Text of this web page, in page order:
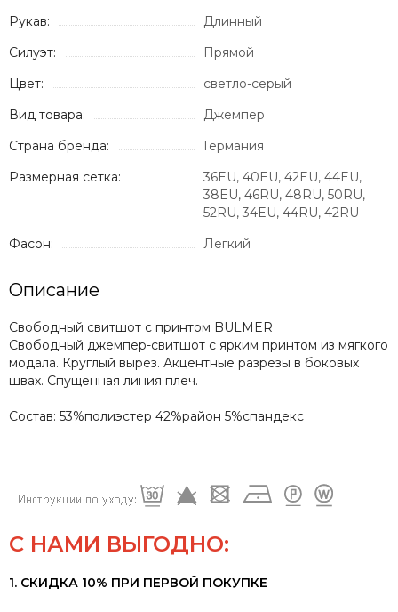
Рукав:
Длинный
Силуэт:
Прямой
Цвет:
светло-серый
Вид товара:
Джемпер
Страна бренда:
Германия
Размерная сетка:
36EU, 40EU, 42EU, 44EU,
38EU, 46RU, 48RU, 50RU,
52RU, 34EU, 44RU, 42RU
Фасон:
Легкий
Описание
Свободный свитшот с принтом BULMER
Свободный джемпер-свитшот с ярким принтом из мягкого
модала. Круглый вырез. Акцентные разрезы в боковых
швах. Спущенная линия плеч.
Состав: 53%полиэстер 42%район 5%спандекс
С НАМИ ВЫГОДНО:
1. СКИДКА 10% ПРИ ПЕРВОЙ ПОКУПКЕ